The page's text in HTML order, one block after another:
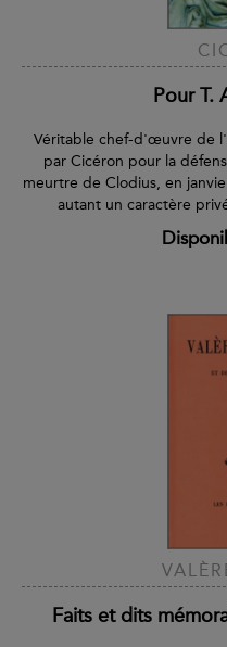
Pour T.
Véritable chef-d'œuvre de
par Cicéron pour la
meurtre de Clodius, en
autant un caractère
Faits et dits